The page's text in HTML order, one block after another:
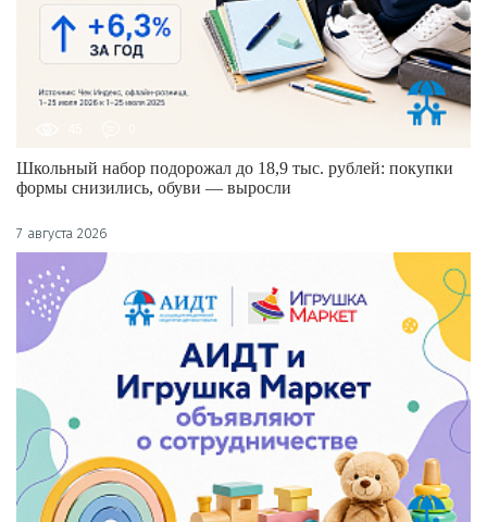
Школьный набор подорожал до 18,9 тыс. рублей: покупки
формы снизились, обуви — выросли
7 августа 2026